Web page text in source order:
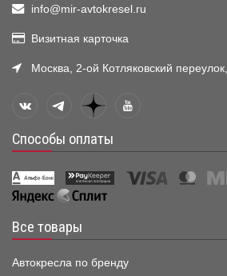
info@mir-avtokresel.ru
Визитная карточка
Москва, 2-ой Котляковский
Способы оплаты
Все товары
Автокресла по бренду